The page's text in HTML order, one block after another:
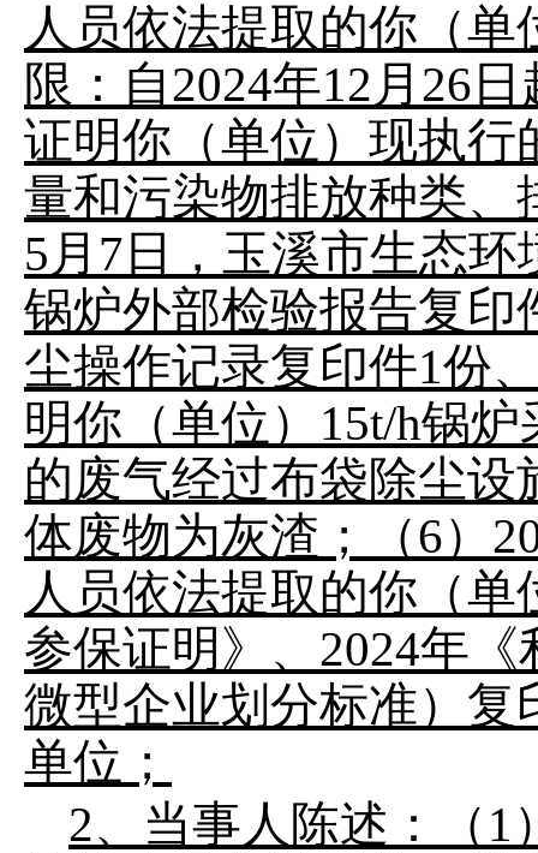
人员依法提取的你（
限：自2024年12月26
证明你（单位）现执行
量和污染物排放种类、
5月7日，玉溪市生态
锅炉外部检验报告复印
尘操作记录复印件1份
明你（单位）15t/h锅
的废气经过布袋除尘
体废物为灰渣；（6）
人员依法提取的你（
参保证明》、2024年
微型企业划分标准）复
单位；
2、当事人陈述：（1